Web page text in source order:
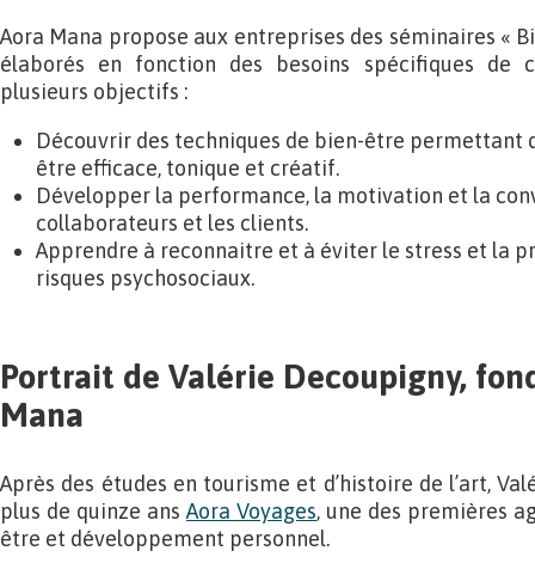
Aora Mana propose aux entreprises des séminaires «
élaborés en fonction des besoins spécifiques de
plusieurs objectifs :
Découvrir des techniques de bien-être permettant
être efficace, tonique et créatif.
Développer la performance, la motivation et la
collaborateurs et les clients.
Apprendre à reconnaitre et à éviter le stress et la
risques psychosociaux.
Portrait de Valérie Decoupigny,
Mana
Après des études en tourisme et d’histoire de l’art,
plus de quinze ans Aora Voyages, une des premières
être et développement personnel.